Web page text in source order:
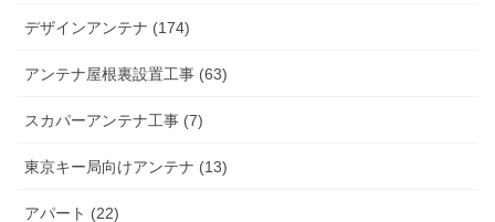
デザインアンテナ (174)
アンテナ屋根裏設置工事 (63)
スカパーアンテナ工事 (7)
東京キー局向けアンテナ (13)
アパート (22)